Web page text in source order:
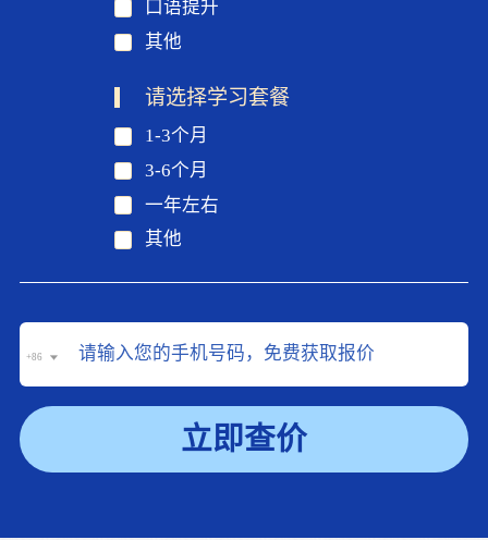
口语提升
其他
请选择学习套餐
1-3个月
3-6个月
一年左右
其他
+86
立即查价